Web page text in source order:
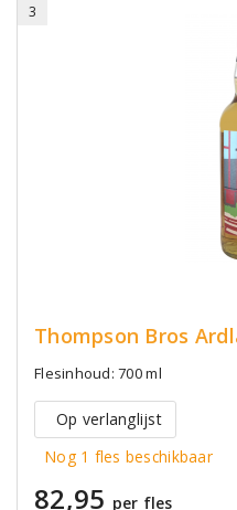
3
Thompson Bros
Flesinhoud: 700 ml
Op verlanglijst
Nog 1 fles beschikbaar
82,95 per fles